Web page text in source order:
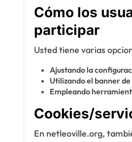
Cómo los
participar
Usted tiene varias
Ajustando la
Utilizando el banner
Empleando
Cookies/
En netleoville.org,